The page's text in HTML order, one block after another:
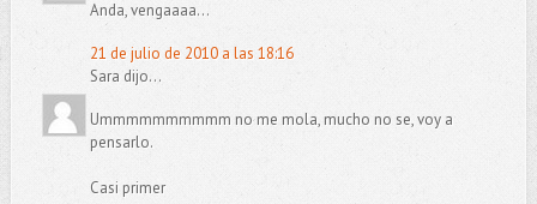
Anda, vengaaaa...
21 de julio de 2010 a las 18:16
Sara dijo...
Ummmmmmmmmm no me mola, mucho no se, voy a
pensarlo.
Casi primer